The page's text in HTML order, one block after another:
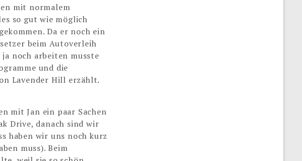
mit normalem
so gut wie möglich
Da er noch ein
beim Autoverleih
noch arbeiten musste
und die
Lavender Hill erzählt.
mit Jan ein paar Sachen
Drive, danach sind wir
haben wir uns noch kurz
muss). Beim